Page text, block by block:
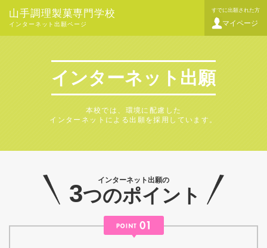
山手調理製菓専門学校
インターネット出願ページ
すでに出願された方
マイページ
インターネット出願
本校では、環境に配慮した
インターネットによる出願を採用しています。
インターネット出願の
3つのポイント